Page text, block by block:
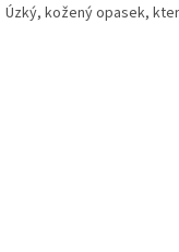
Úzký, kožený opasek,